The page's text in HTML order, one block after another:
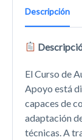
Descripción
El Curso de
Apoyo está
capaces de
adaptación
técnicas. A